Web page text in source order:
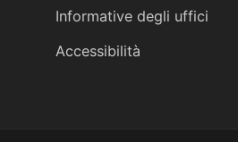
Informative degli uffici
Accessibilità